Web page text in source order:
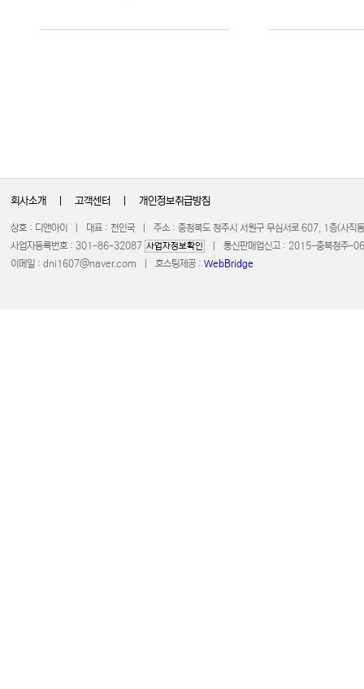
회사소개 고객센터 개인정보취급방침
상호 : 디앤아이 | 대표 : 천인국 | 주소 : 충청북도 청주시 서원구 무심서로 607, 1층(사직
사업자등록번호 : 301-86-32087 사업자정보확인
| 통신판매업신고 : 2015-충북청
이메일 : dni1607@naver.com | 호스팅제공 : WebBridge